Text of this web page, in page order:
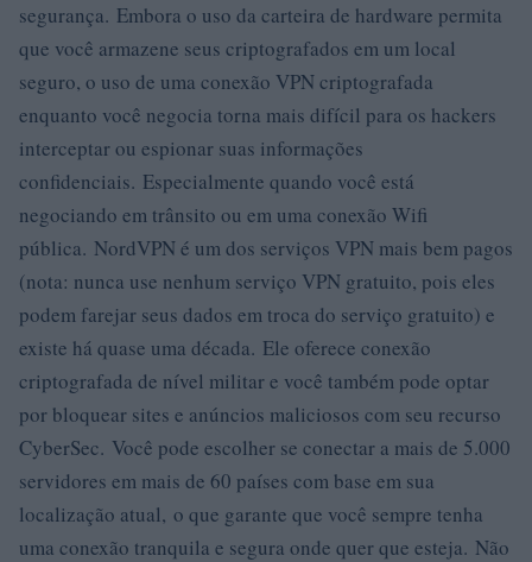
segurança. Embora o uso da carteira de hardware permita
que você armazene seus criptografados em um local
seguro, o uso de uma conexão VPN criptografada
enquanto você negocia torna mais difícil para os hackers
interceptar ou espionar suas informações
confidenciais. Especialmente quando você está
negociando em trânsito ou em uma conexão Wifi
pública. NordVPN é um dos serviços VPN mais bem pagos
(nota: nunca use nenhum serviço VPN gratuito, pois eles
podem farejar seus dados em troca do serviço gratuito) e
existe há quase uma década. Ele oferece conexão
criptografada de nível militar e você também pode optar
por bloquear sites e anúncios maliciosos com seu recurso
CyberSec. Você pode escolher se conectar a mais de 5.000
servidores em mais de 60 países com base em sua
localização atual, o que garante que você sempre tenha
uma conexão tranquila e segura onde quer que esteja. Não